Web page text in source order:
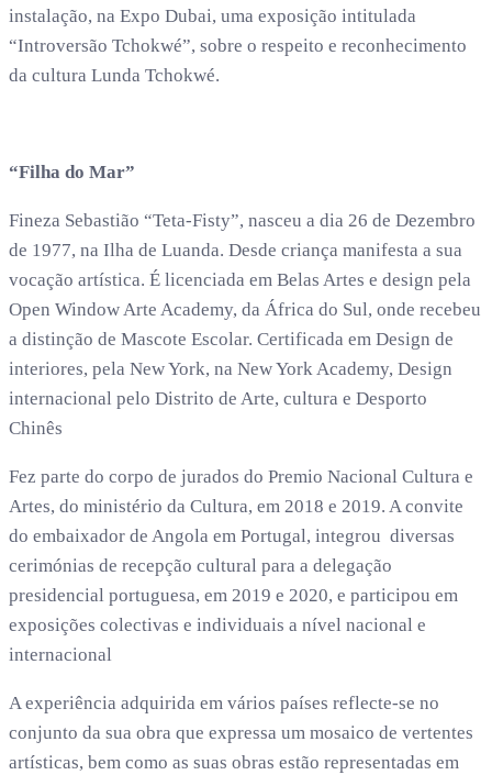
instalação, na Expo Dubai, uma exposição intitulada
“Introversão Tchokwé”, sobre o respeito e reconhecimento
da cultura Lunda Tchokwé.
“Filha do Mar”
Fineza Sebastião “Teta-Fisty”, nasceu a dia 26 de Dezembro
de 1977, na Ilha de Luanda. Desde criança manifesta a sua
vocação artística. É licenciada em Belas Artes e design pela
Open Window Arte Academy, da África do Sul, onde recebeu
a distinção de Mascote Escolar. Certificada em Design de
interiores, pela New York, na New York Academy, Design
internacional pelo Distrito de Arte, cultura e Desporto
Chinês
Fez parte do corpo de jurados do Premio Nacional Cultura e
Artes, do ministério da Cultura, em 2018 e 2019. A convite
do embaixador de Angola em Portugal, integrou diversas
cerimónias de recepção cultural para a delegação
presidencial portuguesa, em 2019 e 2020, e participou em
exposições colectivas e individuais a nível nacional e
internacional
A experiência adquirida em vários países reflecte-se no
conjunto da sua obra que expressa um mosaico de vertentes
artísticas, bem como as suas obras estão representadas em